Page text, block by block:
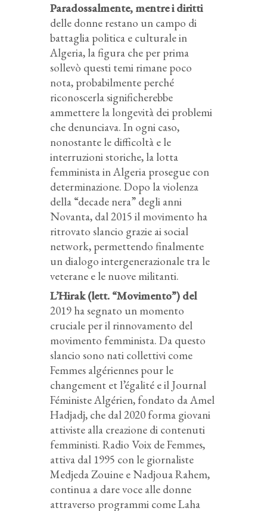
Paradossalmente, mentre i diritti
delle donne restano un campo di
battaglia politica e culturale in
Algeria, la figura che per prima
sollevò questi temi rimane poco
nota, probabilmente perché
riconoscerla significherebbe
ammettere la longevità dei problemi
che denunciava. In ogni caso,
nonostante le difficoltà e le
interruzioni storiche, la lotta
femminista in Algeria prosegue con
determinazione. Dopo la violenza
della “decade nera” degli anni
Novanta, dal 2015 il movimento ha
ritrovato slancio grazie ai social
network, permettendo finalmente
un dialogo intergenerazionale tra le
veterane e le nuove militanti.
L’Hirak (lett. “Movimento”) del
2019 ha segnato un momento
cruciale per il rinnovamento del
movimento femminista. Da questo
slancio sono nati collettivi come
Femmes algériennes pour le
changement et l’égalité e il Journal
Féministe Algérien, fondato da Amel
Hadjadj, che dal 2020 forma giovani
attiviste alla creazione di contenuti
femministi. Radio Voix de Femmes,
attiva dal 1995 con le giornaliste
Medjeda Zouine e Nadjoua Rahem,
continua a dare voce alle donne
attraverso programmi comeLaha